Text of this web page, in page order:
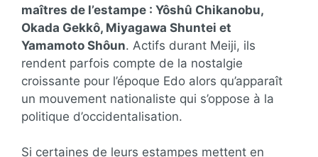
maîtres de l’estampe : Yôshû Chikanobu,
Okada Gekkô, Miyagawa Shuntei et
Yamamoto Shôun. Actifs durant Meiji, ils
rendent parfois compte de la nostalgie
croissante pour l’époque Edo alors qu’apparaît
un mouvement nationaliste qui s’oppose à la
politique d’occidentalisation.
Si certaines de leurs estampes mettent en